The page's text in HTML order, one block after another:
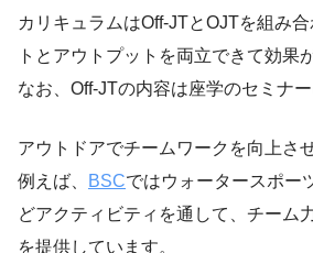
カリキュラムはOff-JTとOJTを組み
トとアウトプットを両立できて効果
なお、Off-JTの内容は座学のセミナー
アウトドアでチームワークを向上さ
例えば、
BSCではウォータースポー
どアクティビティを通して、チーム
を提供しています。